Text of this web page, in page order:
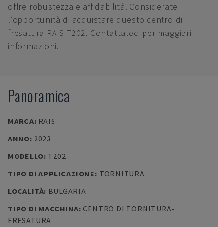
offre robustezza e affidabilità. Considerate
l'opportunità di acquistare questo centro di
fresatura RAIS T202. Contattateci per maggiori
informazioni.
Panoramica
MARCA: RAIS
ANNO: 2023
MODELLO: T202
TIPO DI APPLICAZIONE: TORNITURA
LOCALITÀ: BULGARIA
TIPO DI MACCHINA: CENTRO DI TORNITURA-
FRESATURA